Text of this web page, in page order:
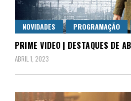
NOVIDADES PROGRAMAÇÃO
PRIME VIDEO | DESTAQUES DE
ABRIL 1, 2023